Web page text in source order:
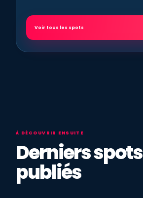
Voir tous les spots
À DÉCOUVRIR ENSUITE
Derniers spots
publiés